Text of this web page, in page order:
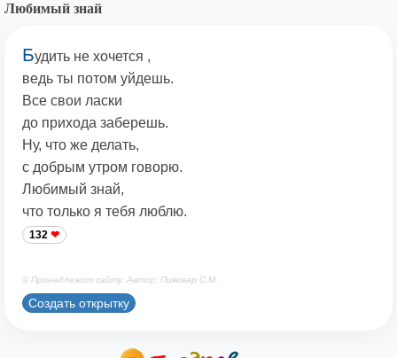
Любимый знай
Будить не хочется ,
ведь ты потом уйдешь.
Все свои ласки
до прихода заберешь.
Ну, что же делать,
с добрым утром говорю.
Любимый знай,
что только я тебя люблю.
132
© Принадлежит сайту. Автор: Пивовар С.М.
Создать открытку